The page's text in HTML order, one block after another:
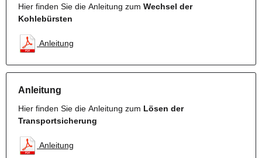
Hier finden Sie die Anleitung zum Wechsel der
Kohlebürsten
Anleitung
Anleitung
Hier finden Sie die Anleitung zum Lösen der
Transportsicherung
Anleitung